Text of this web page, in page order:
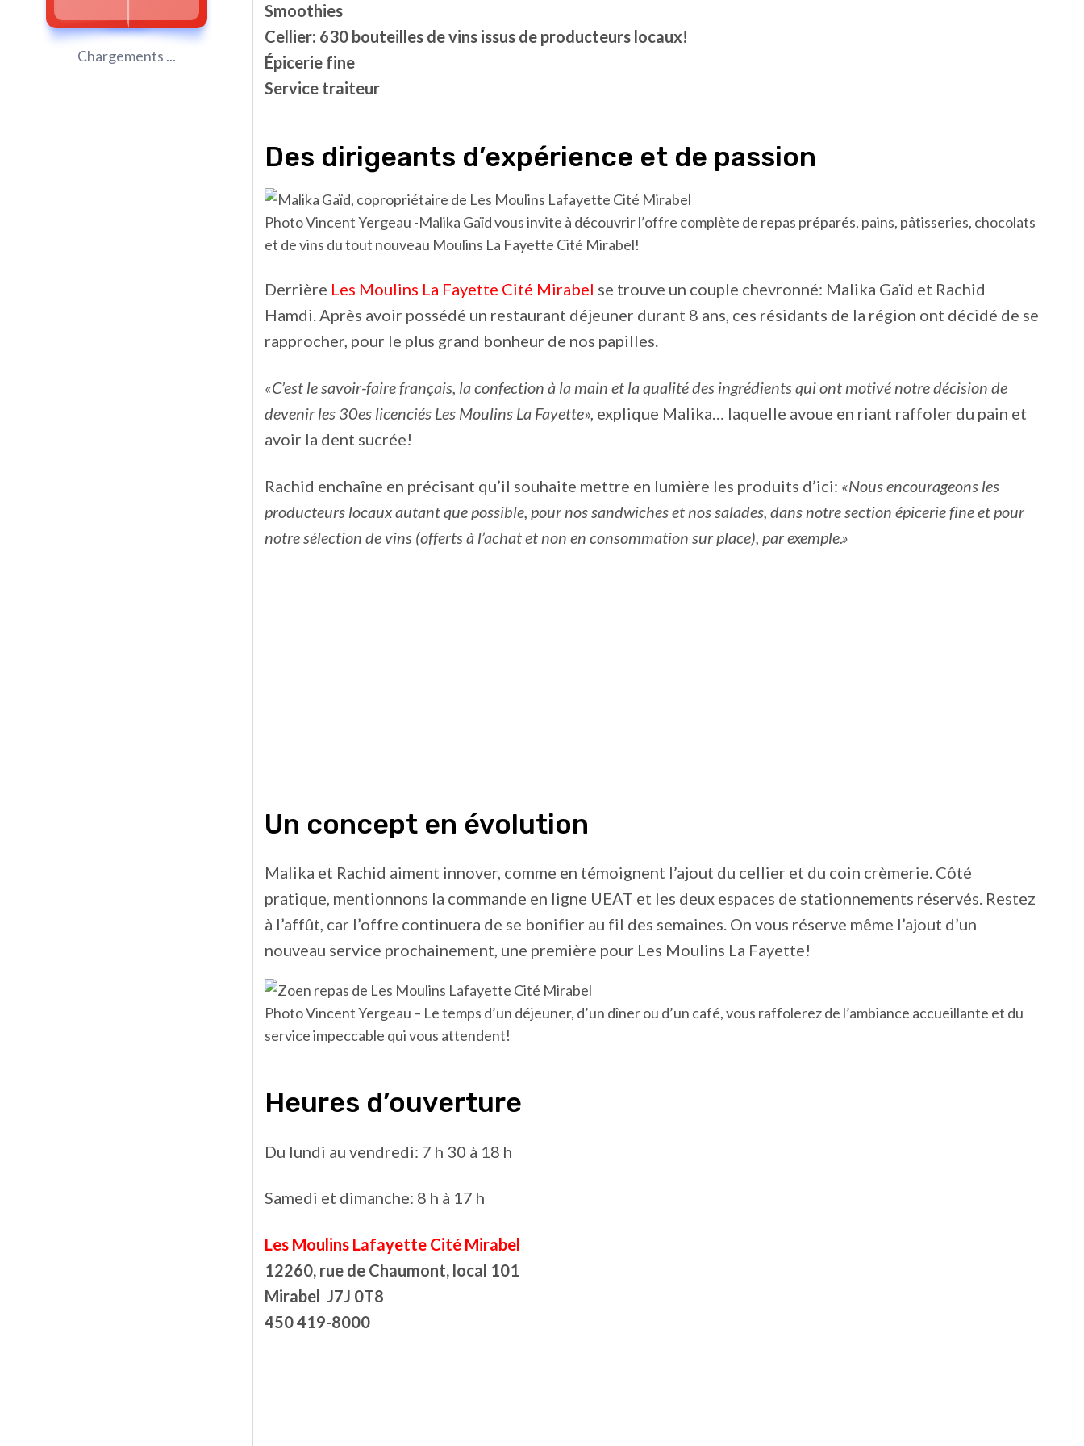
Chargements ...
Smoothies
Cellier: 630 bouteilles de vins issus de producteurs locaux!
Épicerie fine
Service traiteur
Des dirigeants d’expérience et de passion
Photo Vincent Yergeau -Malika Gaïd vous invite à découvrir l’offre complète de repas préparés, pains, pâtisseries, chocolats
et de vins du tout nouveau Moulins La Fayette Cité Mirabel!
Derrière Les Moulins La Fayette Cité Mirabel se trouve un couple chevronné: Malika Gaïd et Rachid
Hamdi. Après avoir possédé un restaurant déjeuner durant 8 ans, ces résidants de la région ont décidé de se
rapprocher, pour le plus grand bonheur de nos papilles.
«C’est le savoir-faire français, la confection à la main et la qualité des ingrédients qui ont motivé notre décision de
devenir les 30es licenciés Les Moulins La Fayette», explique Malika… laquelle avoue en riant raffoler du pain et
avoir la dent sucrée!
Rachid enchaîne en précisant qu’il souhaite mettre en lumière les produits d’ici: «Nous encourageons les
producteurs locaux autant que possible, pour nos sandwiches et nos salades, dans notre section épicerie fine et pour
notre sélection de vins (offerts à l’achat et non en consommation sur place), par exemple.»
Un concept en évolution
Malika et Rachid aiment innover, comme en témoignent l’ajout du cellier et du coin crèmerie. Côté
pratique, mentionnons la commande en ligne UEAT et les deux espaces de stationnements réservés. Restez
à l’affût, car l’offre continuera de se bonifier au fil des semaines. On vous réserve même l’ajout d’un
nouveau service prochainement, une première pour Les Moulins La Fayette!
Photo Vincent Yergeau – Le temps d’un déjeuner, d’un dîner ou d’un café, vous raffolerez de l’ambiance accueillante et du
service impeccable qui vous attendent!
Heures d’ouverture
Du lundi au vendredi: 7 h 30 à 18 h
Samedi et dimanche: 8 h à 17 h
Les Moulins Lafayette Cité Mirabel
12260, rue de Chaumont, local 101
Mirabel J7J 0T8
450 419-8000